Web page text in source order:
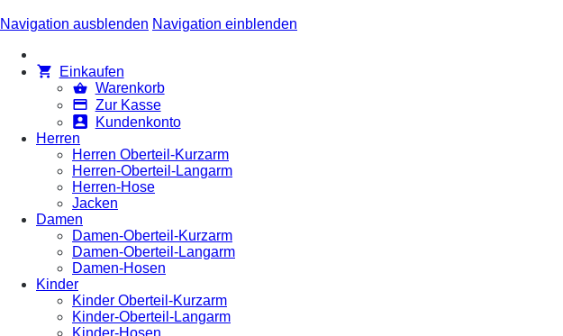
Navigation ausblenden Navigation einblenden
Einkaufen
Warenkorb
Zur Kasse
Kundenkonto
Herren
Herren Oberteil-Kurzarm
Herren-Oberteil-Langarm
Herren-Hose
Jacken
Damen
Damen-Oberteil-Kurzarm
Damen-Oberteil-Langarm
Damen-Hosen
Kinder
Kinder Oberteil-Kurzarm
Kinder-Oberteil-Langarm
Kinder-Hosen